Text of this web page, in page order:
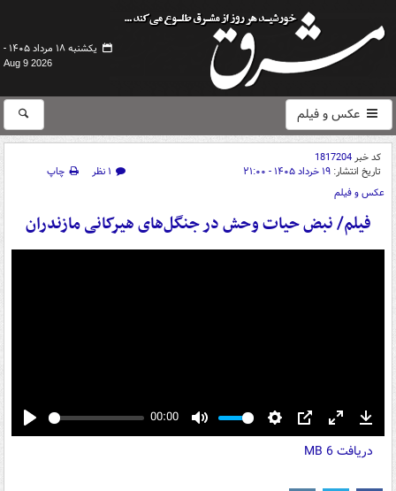
یکشنبه ۱۸ مرداد ۱۴۰۵ -
Aug 9 2026
عکس و فیلم
کد خبر1817204
تاریخ انتشار: ۱۹ خرداد ۱۴۰۵ - ۲۱:۰۰ ۱ نظر
چاپ
عکس و فیلم
فیلم/ نبض حیات وحش در جنگل‌های هیرکانی مازندران
Play
00:00
Mute Settings
PIP Enter
fullscreen
دریافت6 MB